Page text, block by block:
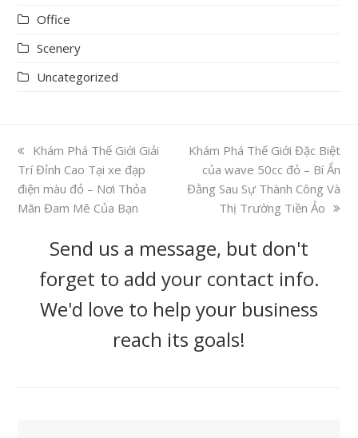
Office
Scenery
Uncategorized
previous
post:
Khám Phá Thế Giới Giải
Trí Đỉnh Cao Tại xe đạp
điện màu đỏ – Nơi Thỏa
Mãn Đam Mê Của Bạn
next
post:
Khám Phá Thế Giới Đặc Biệt
của wave 50cc đỏ – Bí Ẩn
Đằng Sau Sự Thành Công Và
Thị Trường Tiền Ảo
Send us a message, but don't
forget to add your contact info.
We'd love to help your business
reach its goals!